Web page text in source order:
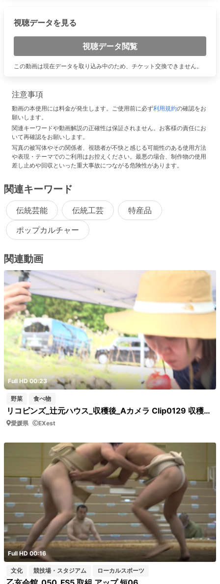
視聴データを見る
視聴データ閲覧
この動画は現在データを取り込み中のため、チケット交換できません。
注意事項
動画の本使用には料金が発生します。ご使用前に必ず利用規約の確認をお
願いします。
関連キーワードや動画解説の正確性は保証されません。お客様の責任にお
いて再確認をお願いします。
写真の被写体やその関係者、視聴者が不快と感じる可能性のある使用方法
や表現・テーマでのご利用はお控えください。最悪の場合、制作物の使用
差し止めや回収といった重大事故につながる危険性があります。
関連キーワード
伝統芸能 伝統工芸
特産品
ポップカルチャー
関連動画
Full HD 00:23
野菜 食べ物
リコピンズ_辻元ハウス_収穫後_Aカメラ Clip0129 収穫したトマトを手に取る夫婦
愛媛県 EXest
Full HD 00:16
文化 競技場・スタジアム ローカルスポーツ